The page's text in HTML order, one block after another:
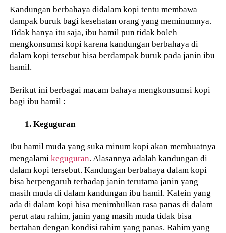
Kandungan berbahaya didalam kopi tentu membawa
dampak buruk bagi kesehatan orang yang meminumnya.
Tidak hanya itu saja, ibu hamil pun tidak boleh
mengkonsumsi kopi karena kandungan berbahaya di
dalam kopi tersebut bisa berdampak buruk pada janin ibu
hamil.
Berikut ini berbagai macam bahaya mengkonsumsi kopi
bagi ibu hamil :
1. Keguguran
Ibu hamil muda yang suka minum kopi akan membuatnya
mengalamikeguguran. Alasannya adalah kandungan di
dalam kopi tersebut. Kandungan berbahaya dalam kopi
bisa berpengaruh terhadap janin terutama janin yang
masih muda di dalam kandungan ibu hamil. Kafein yang
ada di dalam kopi bisa menimbulkan rasa panas di dalam
perut atau rahim, janin yang masih muda tidak bisa
bertahan dengan kondisi rahim yang panas. Rahim yang